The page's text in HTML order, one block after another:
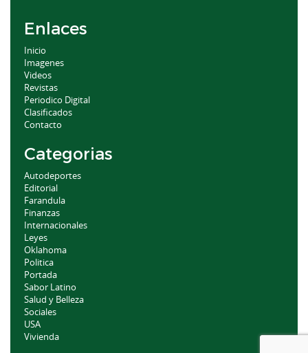
Enlaces
Inicio
Imagenes
Videos
Revistas
Periodico Digital
Clasificados
Contacto
Categorias
Autodeportes
Editorial
Farandula
Finanzas
Internacionales
Leyes
Oklahoma
Politica
Portada
Sabor Latino
Salud y Belleza
Sociales
USA
Vivienda